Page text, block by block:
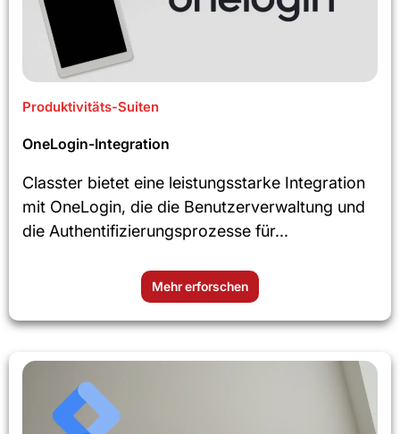
Produktivitäts-Suiten
OneLogin-Integration
Classter bietet eine leistungsstarke Integration
mit OneLogin, die die Benutzerverwaltung und
die Authentifizierungsprozesse für...
Mehr erforschen